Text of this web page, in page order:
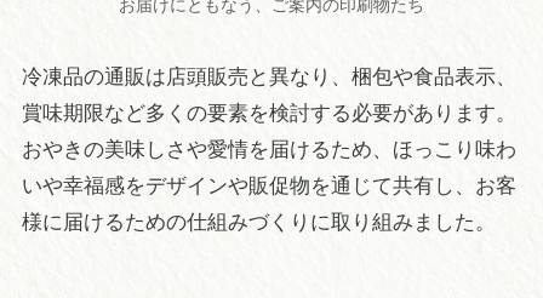
お届けにともなう、ご案内の印刷物たち
冷凍品の通販は店頭販売と異なり、梱包や食品表示、
賞味期限など多くの要素を検討する必要があります。
おやきの美味しさや愛情を届けるため、ほっこり味わ
いや幸福感をデザインや販促物を通じて共有し、お客
様に届けるための仕組みづくりに取り組みました。